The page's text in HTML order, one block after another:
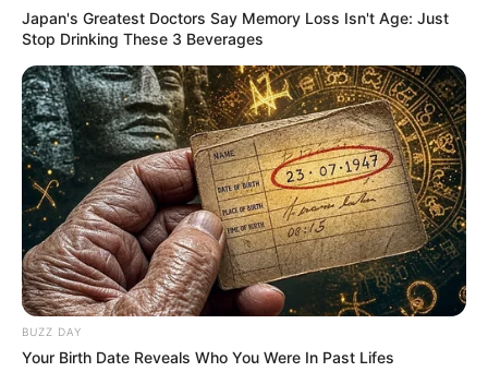
Japan's Greatest Doctors Say Memory Loss Isn't Age: Just
Stop Drinking These 3 Beverages
BUZZ DAY
Your Birth Date Reveals Who You Were In Past Lifes